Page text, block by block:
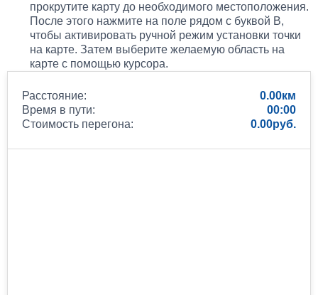
прокрутите карту до необходимого местоположения.
После этого нажмите на поле рядом с буквой B,
чтобы активировать ручной режим установки точки
на карте. Затем выберите желаемую область на
карте с помощью курсора.
Расстояние:
0.00
Время в пути:
00:00
Стоимость перегона:
0.00